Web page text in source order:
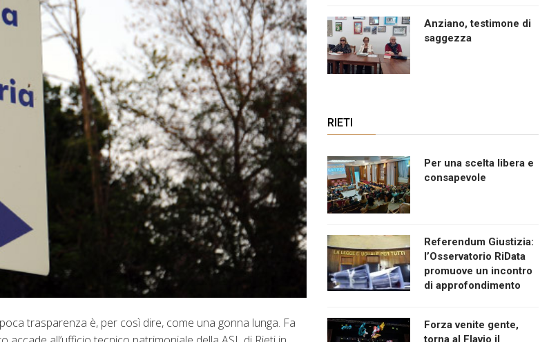
trasparenza è, per così dire, come una gonna lunga. Fa
Anziano, testimone di
saggezza
RIETI
Per una scelta libera e
consapevole
Referendum Giustizia:
l’Osservatorio RiData
promuove un incontro
di approfondimento
Forza venite gente,
torna al Flavio il